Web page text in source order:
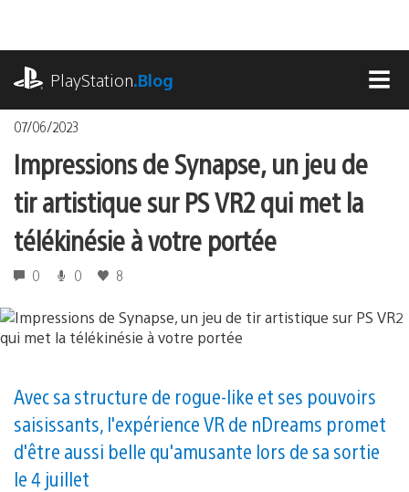
contenu
PlayStation.Blog
07/06/2023
Impressions de Synapse, un jeu de
tir artistique sur PS VR2 qui met la
télékinésie à votre portée
0 0 8
Avec sa structure de rogue-like et ses pouvoirs
saisissants, l'expérience VR de nDreams promet
d'être aussi belle qu'amusante lors de sa sortie
le 4 juillet